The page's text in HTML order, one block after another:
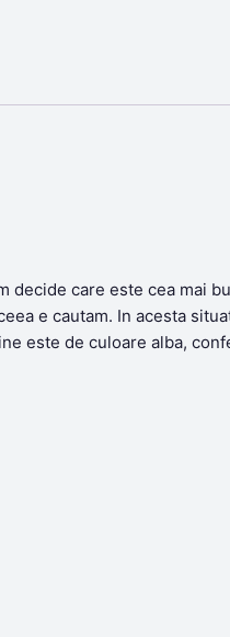
care este cea mai
e cautam. In acesta
este de culoare alba,